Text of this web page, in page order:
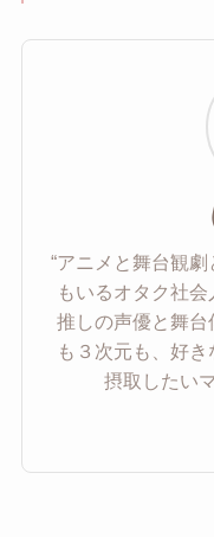
“アニメと舞台観
もいるオタク社
推しの声優と舞
も３次元も、好
摂取したい